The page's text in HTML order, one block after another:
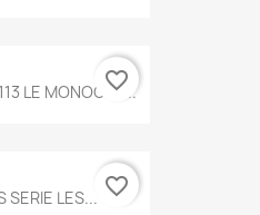
LE MONOCLE...
favorite_border
SERIE LES... favorite_border